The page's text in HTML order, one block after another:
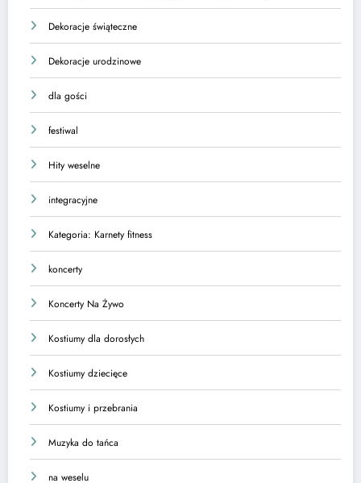
Dekoracje świąteczne
Dekoracje urodzinowe
dla gości
festiwal
Hity weselne
integracyjne
Kategoria: Karnety fitness
koncerty
Koncerty Na Żywo
Kostiumy dla dorosłych
Kostiumy dziecięce
Kostiumy i przebrania
Muzyka do tańca
na weselu